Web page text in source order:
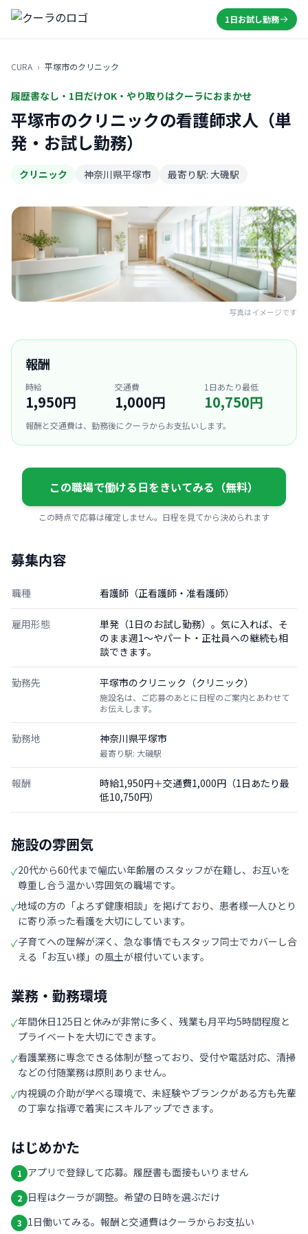
1日お試し勤務
CURA › 平塚市のクリニック
履歴書なし・1日だけOK・やり取りはクーラにおまかせ
平塚市のクリニックの看護師求人（単
発・お試し勤務）
クリニック 神奈川県平塚市 最寄り駅: 大磯駅
写真はイメージです
報酬
時給
1,950円
交通費
1,000円
1日あたり最低
10,750円
報酬と交通費は、勤務後にクーラからお支払いします。
この職場で働ける日をきいてみる（無料）
この時点で応募は確定しません。日程を見てから決められます
募集内容
職種 看護師（正看護師・准看護師）
雇用形態
単発（1日のお試し勤務）。気に入れば、そ
のまま週1〜やパート・正社員への継続も相
談できます。
勤務先 平塚市のクリニック（クリニック）
施設名は、ご応募のあとに日程のご案内とあわせて
お伝えします。
勤務地 神奈川県平塚市
最寄り駅: 大磯駅
報酬
時給1,950円＋交通費1,000円（1日あたり最
低10,750円）
施設の雰囲気
✓20代から60代まで幅広い年齢層のスタッフが在籍し、お互いを
尊重し合う温かい雰囲気の職場です。
✓地域の方の「よろず健康相談」を掲げており、患者様一人ひとり
に寄り添った看護を大切にしています。
✓子育てへの理解が深く、急な事情でもスタッフ同士でカバーし合
える「お互い様」の風土が根付いています。
業務・勤務環境
✓年間休日125日と休みが非常に多く、残業も月平均5時間程度と
プライベートを大切にできます。
✓看護業務に専念できる体制が整っており、受付や電話対応、清掃
などの付随業務は原則ありません。
✓内視鏡の介助が学べる環境で、未経験やブランクがある方も先輩
の丁寧な指導で着実にスキルアップできます。
はじめかた
1 アプリで登録して応募。履歴書も面接もいりません
2 日程はクーラが調整。希望の日時を選ぶだけ
3 1日働いてみる。報酬と交通費はクーラからお支払い